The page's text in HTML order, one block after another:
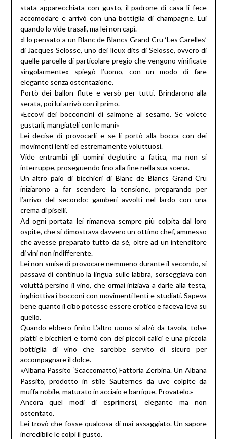
stata apparecchiata con gusto, il padrone di casa li fece
accomodare e arrivò con una bottiglia di champagne. Lui
quando lo vide trasalì, ma lei non capì.
«Ho pensato a un Blanc de Blancs Grand Cru ‘Les Carelles’
di Jacques Selosse, uno dei lieux dits di Selosse, ovvero di
quelle parcelle di particolare pregio che vengono vinificate
singolarmente» spiegò l’uomo, con un modo di fare
elegante senza ostentazione.
Portò dei ballon flute e versò per tutti. Brindarono alla
serata, poi lui arrivò con il primo.
«Eccovi dei bocconcini di salmone al sesamo. Se volete
gustarli, mangiateli con le mani»
Lei decise di provocarli e se li portò alla bocca con dei
movimenti lenti ed estremamente voluttuosi.
Vide entrambi gli uomini deglutire a fatica, ma non si
interruppe, proseguendo fino alla fine nella sua scena.
Un altro paio di bicchieri di Blanc de Blancs Grand Cru
iniziarono a far scendere la tensione, preparando per
l’arrivo del secondo: gamberi avvolti nel lardo con una
crema di piselli.
Ad ogni portata lei rimaneva sempre più colpita dal loro
ospite, che si dimostrava davvero un ottimo chef, ammesso
che avesse preparato tutto da sé, oltre ad un intenditore
di vini non indifferente.
Lei non smise di provocare nemmeno durante il secondo, si
passava di continuo la lingua sulle labbra, sorseggiava con
voluttà persino il vino, che ormai iniziava a darle alla testa,
inghiottiva i bocconi con movimenti lenti e studiati. Sapeva
bene quanto il cibo potesse essere erotico e faceva leva su
quello.
Quando ebbero finito L’altro uomo si alzò da tavola, tolse
piatti e bicchieri e tornò con dei piccoli calici e una piccola
bottiglia di vino che sarebbe servito di sicuro per
accompagnare il dolce.
«Albana Passito ‘Scaccomatto’, Fattoria Zerbina. Un Albana
Passito, prodotto in stile Sauternes da uve colpite da
muffa nobile, maturato in acciaio e barrique. Provatelo.»
Ancora quel modi di esprimersi, elegante ma non
ostentato.
Lei trovò che fosse qualcosa di mai assaggiato. Un sapore
incredibile le colpì il gusto.